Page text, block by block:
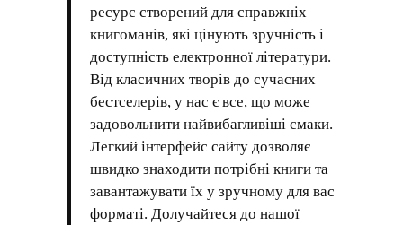
ресурс створений для справжніх
книгоманів, які цінують зручність і
доступність електронної літератури.
Від класичних творів до сучасних
бестселерів, у нас є все, що може
задовольнити найвибагливіші смаки.
Легкий інтерфейс сайту дозволяє
швидко знаходити потрібні книги та
завантажувати їх у зручному для вас
форматі. Долучайтеся до нашої